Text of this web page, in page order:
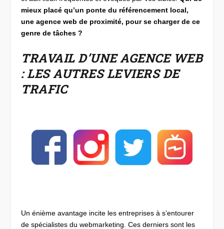
mieux placé qu’un ponte du référencement local,
une agence web de proximité, pour se charger de ce
genre de tâches ?
TRAVAIL D’UNE AGENCE WEB
: LES AUTRES LEVIERS DE
TRAFIC
Un énième avantage incite les entreprises à s’entourer
de spécialistes du webmarketing. Ces derniers sont les